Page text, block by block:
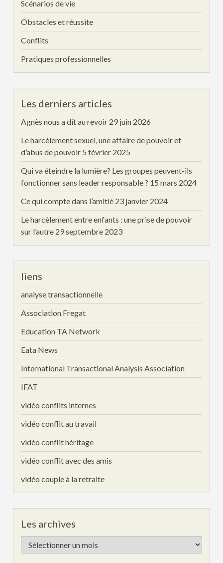
Scénarios de vie
Obstacles et réussite
Conflits
Pratiques professionnelles
Les derniers articles
Agnès nous a dit au revoir 29 juin 2026
Le harcèlement sexuel, une affaire de pouvoir et
d’abus de pouvoir 5 février 2025
Qui va éteindre la lumière? Les groupes peuvent-ils
fonctionner sans leader responsable ? 15 mars 2024
Ce qui compte dans l’amitié 23 janvier 2024
Le harcèlement entre enfants : une prise de pouvoir
sur l’autre 29 septembre 2023
liens
analyse transactionnelle
Association Fregat
Education TA Network
Eata News
International Transactional Analysis Association
IFAT
vidéo conflits internes
vidéo conflit au travail
vidéo conflit héritage
vidéo conflit avec des amis
vidéo couple à la retraite
Les archives
Les
archives